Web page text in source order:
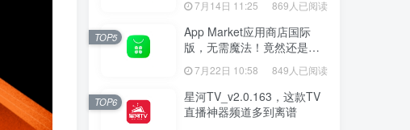
7月14日 11:25 869人已阅读
App Market应用商店国际
版，无需魔法！竟然还是大
厂出品？
7月22日 10:58 849人已阅读
TOP5
星河TV_v2.0.163，这款TV
直播神器频道多到离谱
TOP6